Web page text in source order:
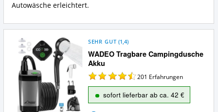
Autowäsche erleichtert.
WADEO Tragbare Campingdusche
Akku
SEHR GUT (1,4)
201 Erfahrungen
sofort lieferbar ab ca. 42 €